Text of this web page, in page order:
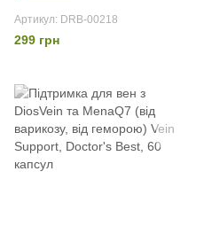
Артикул: DRB-00218
299 грн